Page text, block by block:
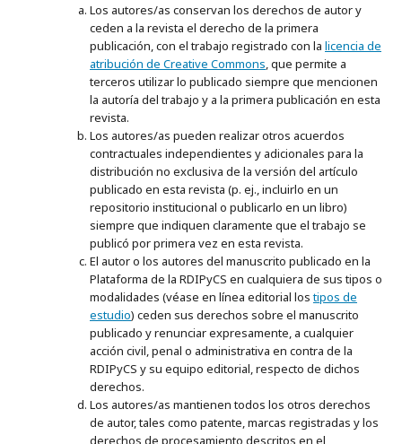
Los autores/as conservan los derechos de autor y
ceden a la revista el derecho de la primera
publicación, con el trabajo registrado con la licencia de
atribución de Creative Commons, que permite a
terceros utilizar lo publicado siempre que mencionen
la autoría del trabajo y a la primera publicación en esta
revista.
Los autores/as pueden realizar otros acuerdos
contractuales independientes y adicionales para la
distribución no exclusiva de la versión del artículo
publicado en esta revista (p. ej., incluirlo en un
repositorio institucional o publicarlo en un libro)
siempre que indiquen claramente que el trabajo se
publicó por primera vez en esta revista.
El autor o los autores del manuscrito publicado en la
Plataforma de la RDIPyCS en cualquiera de sus tipos o
modalidades (véase en línea editorial lostipos de
estudio) ceden sus derechos sobre el manuscrito
publicado y renunciar expresamente, a cualquier
acción civil, penal o administrativa en contra de la
RDIPyCS y su equipo editorial, respecto de dichos
derechos.
Los autores/as mantienen todos los otros derechos
de autor, tales como patente, marcas registradas y los
derechos de procesamiento descritos en el